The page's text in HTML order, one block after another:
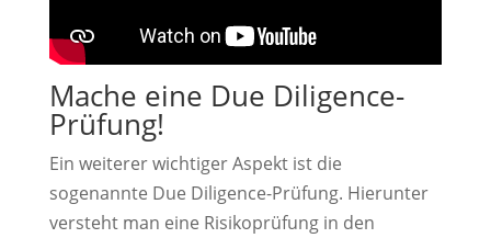
Mache eine Due Diligence-
Prüfung!
Ein weiterer wichtiger Aspekt ist die
sogenannte Due Diligence-Prüfung. Hierunter
versteht man eine Risikoprüfung in den